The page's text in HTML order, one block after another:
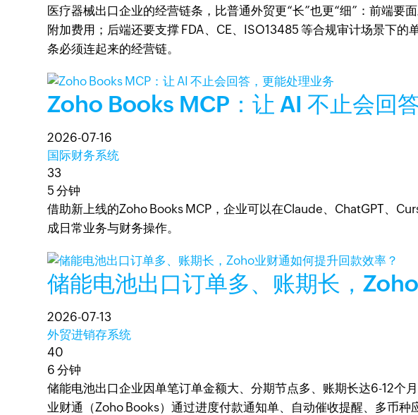
医疗器械出口企业的经营链条，比普通外贸更“长”也更“细”：前端
附加费用；后端还要支撑 FDA、CE、ISO13485 等合规审计场景下
条必须连起来的经营链。
Zoho Books MCP：让 AI 不止会回
2026-07-16
国际财务系统
33
5 分钟
借助新上线的Zoho Books MCP，企业可以在Claude、ChatGPT、
成日常业务与财务操作。
储能电池出口订单多、账期长，
2026-07-13
外贸进销存系统
40
6 分钟
储能电池出口企业因单笔订单金额大、分期节点多、账期长达6-12
业财通（Zoho Books）通过进度付款通知单、自动催收提醒、多币